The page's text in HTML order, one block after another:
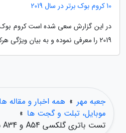
10 کروم بوک برتر در سال 2019
در این گزارش سعی شده است کروم بوک
2019 را معرفی نموده و به بیان ویژگی هرکدام بپردازیم.
جعبه مهر » همه اخبار و مقاله ها
موبایل، تبلت و گجت ها »
تست باتری گلکسی A54 و A34 منتشر شد